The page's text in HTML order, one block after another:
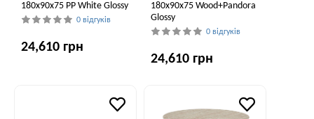
180х90х75 PP White Glossy
0 відгуків
24,610 грн
180х90х75 Wood+Pandora
Glossy
0 відгуків
24,610 грн